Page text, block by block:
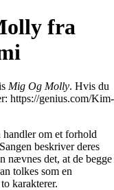
fra
Mig Og Molly. Hvis du
https://genius.com/Kim-
om et forhold
beskriver deres
nævnes det, at de begge
tolkes som en
karakterer.